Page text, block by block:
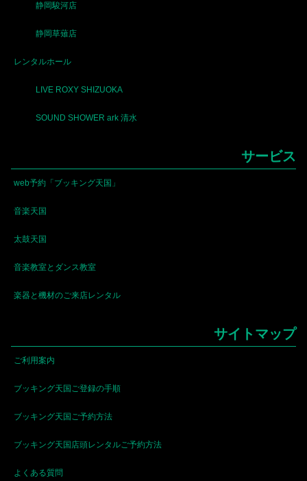
静岡駿河店
静岡草薙店
レンタルホール
LIVE ROXY SHIZUOKA
SOUND SHOWER ark 清水
サービス
web予約「ブッキング天国」
音楽天国
太鼓天国
音楽教室とダンス教室
楽器と機材のご来店レンタル
サイトマップ
ご利用案内
ブッキング天国ご登録の手順
ブッキング天国ご予約方法
ブッキング天国店頭レンタルご予約方法
よくある質問